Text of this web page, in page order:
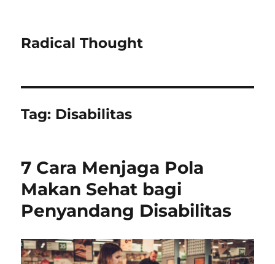
Radical Thought
Tag: Disabilitas
7 Cara Menjaga Pola
Makan Sehat bagi
Penyandang Disabilitas